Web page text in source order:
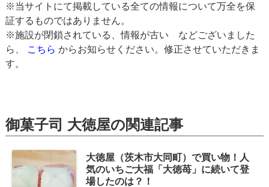
※当サイトにて掲載している全ての情報について万全を保
証するものではありません。
※施設が閉鎖されている、情報が古い などございました
ら、 こちら からお知らせください。修正させていただきま
す。
御菓子司 大徳屋の関連記事
大徳屋（茨木市大同町）で買い物！人
気のいちご大福「大徳苺」に続いて登
場したのは？！